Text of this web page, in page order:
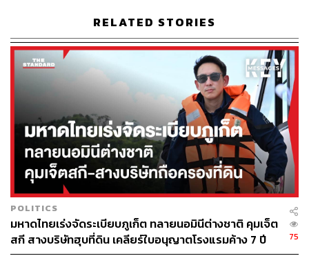
RELATED STORIES
POLITICS
มหาดไทยเร่งจัดระเบียบภูเก็ต ทลายนอมินีต่างชาติ คุมเจ็ต
สกี สางบริษัทฮุบที่ดิน เคลียร์ใบอนุญาตโรงแรมค้าง 7 ปี
75